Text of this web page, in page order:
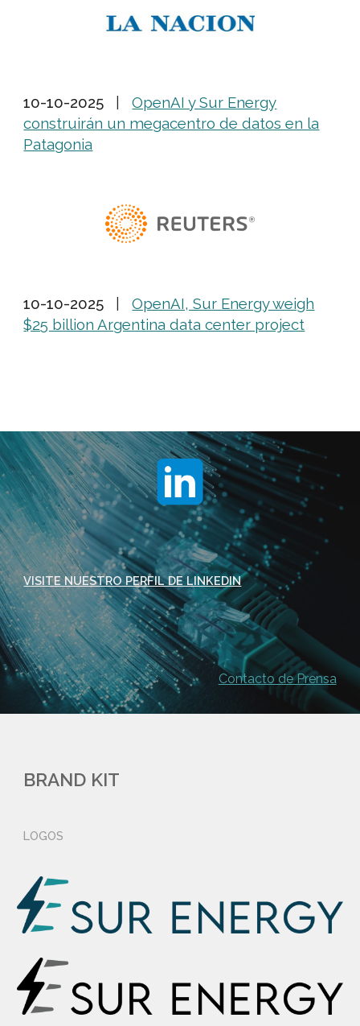
10-10-2025 |OpenAI y Sur Energy
construirán un megacentro de datos en la
Patagonia
10-10-2025 |OpenAI, Sur Energy weigh
$25 billion Argentina data center project
VISITE NUESTRO PERFIL DE LINKEDIN
Contacto de Prensa
BRAND KIT
LOGOS